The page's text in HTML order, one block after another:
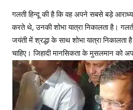
गलती हिन्दू की है कि वह अपने सबसे बड़े
करते थे, उनकी शोभा यात्रा निकालता है।
जयंती में श्रद्धा के साथ शोभा यात्रा निकालता
चाहिए। जिहादी मानसिकता के मुसलमान को